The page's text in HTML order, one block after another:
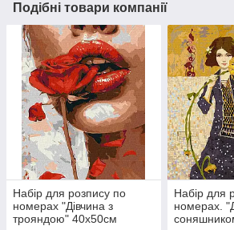
Подібні товари компанії
Набір для розпису по
номерах "Дівчина з
трояндою" 40х50см
Набір для
номерах.